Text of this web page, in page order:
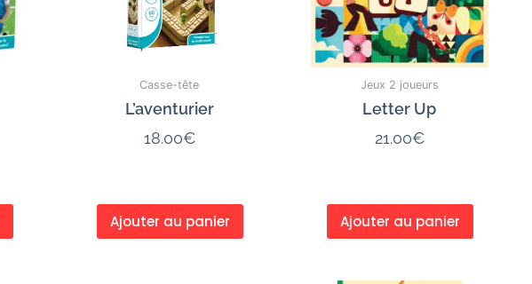
Casse-tête
L’aventurier
18.00€
Ajouter au panier
Jeux 2 joueurs
Letter Up
21.00€
Ajouter au panier